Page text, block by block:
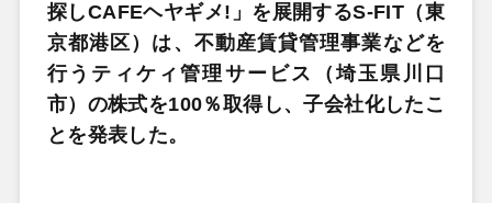
探しCAFEヘヤギメ!」を展開するS-FIT（東
京都港区）は、不動産賃貸管理事業などを
行うティケィ管理サービス（埼玉県川口
市）の株式を100％取得し、子会社化したこ
とを発表した。